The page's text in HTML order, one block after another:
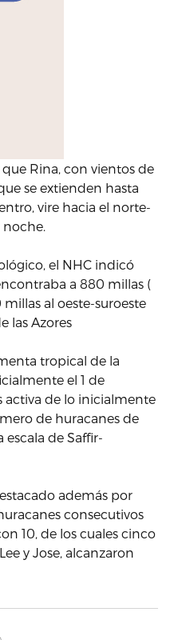
Rina, con vientos de
se extienden hasta
vire hacia el norte-
noche.
el NHC indicó
a 880 millas (
millas al oeste-suroeste
las Azores
tropical de la
el 1 de
activa de lo inicialmente
de huracanes de
escala de Saffir-
además por
consecutivos
10, de los cuales cinco
y Jose, alcanzaron